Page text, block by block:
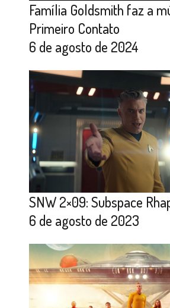
Família Goldsmith faz a
Primeiro Contato
6 de agosto de 2024
SNW 2×09: Subspace
6 de agosto de 2023